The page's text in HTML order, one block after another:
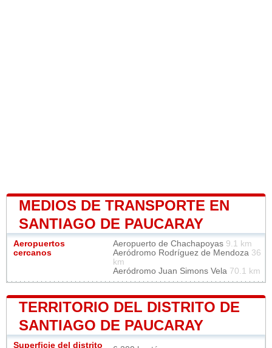
MEDIOS DE TRANSPORTE EN
SANTIAGO DE PAUCARAY
Aeropuertos
cercanos
Aeropuerto de Chachapoyas 9.1 km
Aeródromo Rodríguez de Mendoza 36
km
Aeródromo Juan Simons Vela 70.1 km
TERRITORIO DEL DISTRITO DE
SANTIAGO DE PAUCARAY
Superficie del distrito